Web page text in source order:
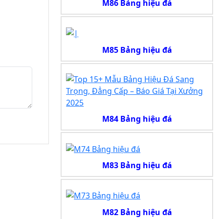
M86 Bảng hiệu đá
M85 Bảng hiệu đá
M84 Bảng hiệu đá
M83 Bảng hiệu đá
M82 Bảng hiệu đá